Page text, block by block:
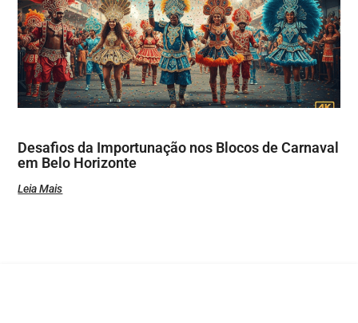
Desafios da Importunação nos Blocos de Carnaval
em Belo Horizonte
Leia Mais